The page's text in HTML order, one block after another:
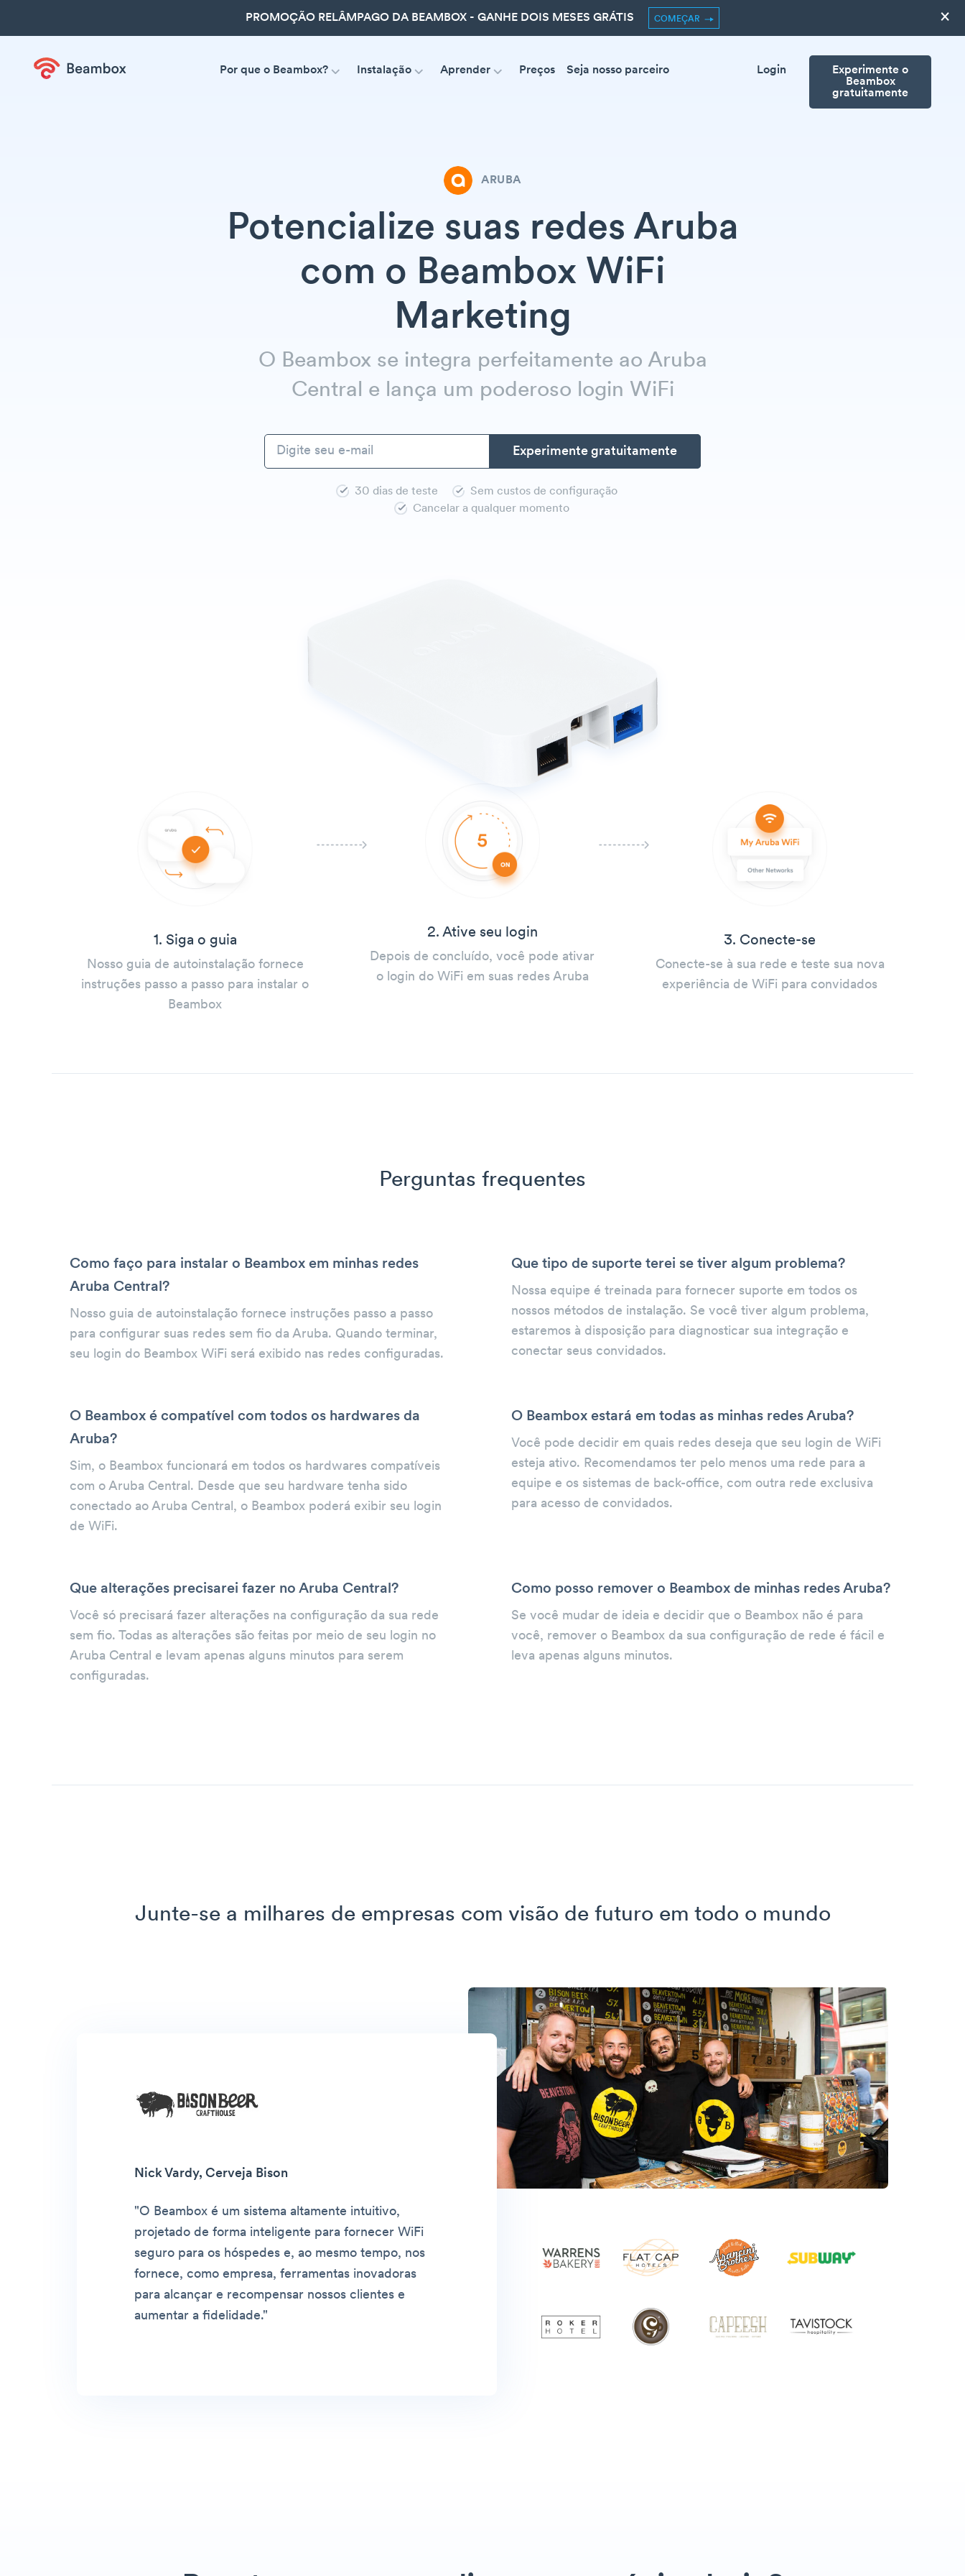
PROMOÇÃO RELÂMPAGO DA BEAMBOX - GANHE DOIS MESES GRÁTIS COMEÇAR ×
Por que o Beambox? Instalação Aprender Preços Seja nosso parceiro
Experimente o
Beambox
gratuitamente
Login
ARUBA
Potencialize suas redes Aruba
com o Beambox WiFi
Marketing
O Beambox se integra perfeitamente ao Aruba
Central e lança um poderoso login WiFi
30 dias de teste
Sem custos de configuração
Cancelar a qualquer momento
1. Siga o guia
Nosso guia de autoinstalação fornece
instruções passo a passo para instalar o
Beambox
2. Ative seu login
Depois de concluído, você pode ativar
o login do WiFi em suas redes Aruba
3. Conecte-se
Conecte-se à sua rede e teste sua nova
experiência de WiFi para convidados
Perguntas frequentes
Como faço para instalar o Beambox em minhas redes
Aruba Central?
Nosso guia de autoinstalação fornece instruções passo a passo
para configurar suas redes sem fio da Aruba. Quando terminar,
seu login do Beambox WiFi será exibido nas redes configuradas.
Que tipo de suporte terei se tiver algum problema?
Nossa equipe é treinada para fornecer suporte em todos os
nossos métodos de instalação. Se você tiver algum problema,
estaremos à disposição para diagnosticar sua integração e
conectar seus convidados.
O Beambox é compatível com todos os hardwares da
Aruba?
Sim, o Beambox funcionará em todos os hardwares compatíveis
com o Aruba Central. Desde que seu hardware tenha sido
conectado ao Aruba Central, o Beambox poderá exibir seu login
de WiFi.
O Beambox estará em todas as minhas redes Aruba?
Você pode decidir em quais redes deseja que seu login de WiFi
esteja ativo. Recomendamos ter pelo menos uma rede para a
equipe e os sistemas de back-office, com outra rede exclusiva
para acesso de convidados.
Que alterações precisarei fazer no Aruba Central?
Você só precisará fazer alterações na configuração da sua rede
sem fio. Todas as alterações são feitas por meio de seu login no
Aruba Central e levam apenas alguns minutos para serem
configuradas.
Como posso remover o Beambox de minhas redes Aruba?
Se você mudar de ideia e decidir que o Beambox não é para
você, remover o Beambox da sua configuração de rede é fácil e
leva apenas alguns minutos.
Junte-se a milhares de empresas com visão de futuro em todo o mundo
Nick Vardy, Cerveja Bison
"O Beambox é um sistema altamente intuitivo,
projetado de forma inteligente para fornecer WiFi
seguro para os hóspedes e, ao mesmo tempo, nos
fornece, como empresa, ferramentas inovadoras
para alcançar e recompensar nossos clientes e
aumentar a fidelidade."